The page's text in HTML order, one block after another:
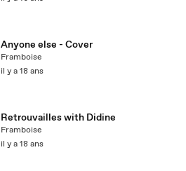
Anyone else - Cover
Framboise
il y a 18 ans
Retrouvailles with Didine
Framboise
il y a 18 ans